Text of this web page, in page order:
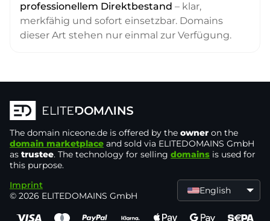
professionellem Direktbestand – klar,
merkfähig und sofort einsetzbar. Domains
dieser Art stehen nur einmal zur Verfügung.
The domain niceone.de is offered by the owner on the
domain marketplace and sold via ELITEDOMAINS GmbH
as trustee. The technology for selling domains is used for
this purpose.
Imprint
© 2026 ELITEDOMAINS GmbH
English